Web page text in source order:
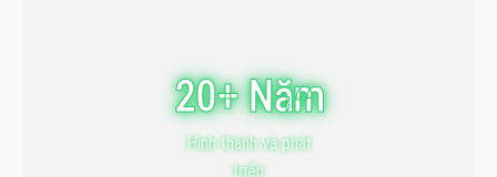
20+ Năm
Hình thành và phát
triển